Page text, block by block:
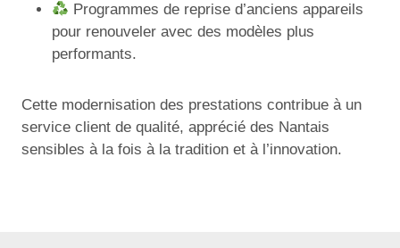
Programmes de reprise d’anciens appareils
pour renouveler avec des modèles plus
performants.
Cette modernisation des prestations contribue à un
service client de qualité, apprécié des Nantais
sensibles à la fois à la tradition et à l’innovation.